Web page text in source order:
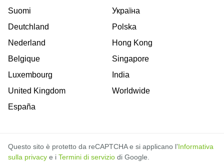
Suomi
Deutchland
Nederland
Belgique
Luxembourg
United Kingdom
España
Україна
Polska
Hong Kong
Singapore
India
Worldwide
Questo sito è protetto da reCAPTCHA e si applicano l’Informativa
sulla privacy e i Termini di servizio di Google.